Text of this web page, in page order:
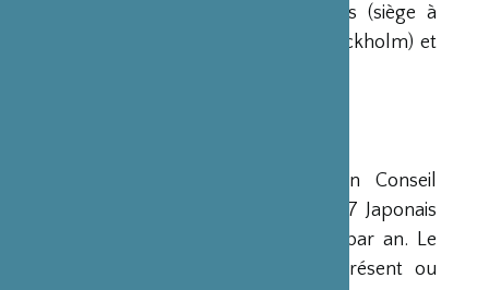
avaient déjà été créées aux Etats-Unis (siège à
New-York), en Scandinavie (siège à Stockholm) et
La Fondation est administrée par un Conseil
d’Administration de 15 membres, dont 7 Japonais
et 8 Français, qui se réunit deux fois par an. Le
Ministre français de la Culture est présent ou